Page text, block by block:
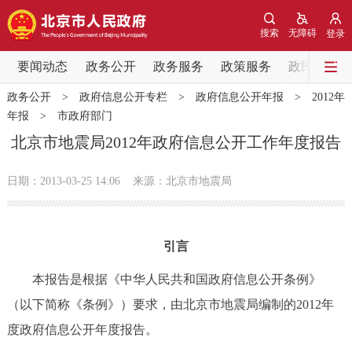
登录
无障碍
搜索
要闻动态 政务公开 政务服务 政策服务 政民互动
要闻动态
党中央精神 国务院信息 中央部委动态
北京要闻 会议信息 部门动态
各区热点
市领导 机构职能 政策服务
政策兑现
政务公开> 政府信息公开专栏> 政府信息公开年报 > 2012年
年报 > 市政府部门
北京市地震局2012年政府信息公开工作年度报告
日期：2013-03-25 14:06 来源：北京市地震局
引言
本报告是根据《中华人民共和国政府信息公开条例》
（以下简称《条例》）要求，由北京市地震局编制的2012年
度政府信息公开年度报告。